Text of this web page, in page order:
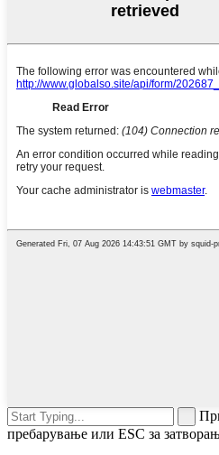
пребарување или ESC за